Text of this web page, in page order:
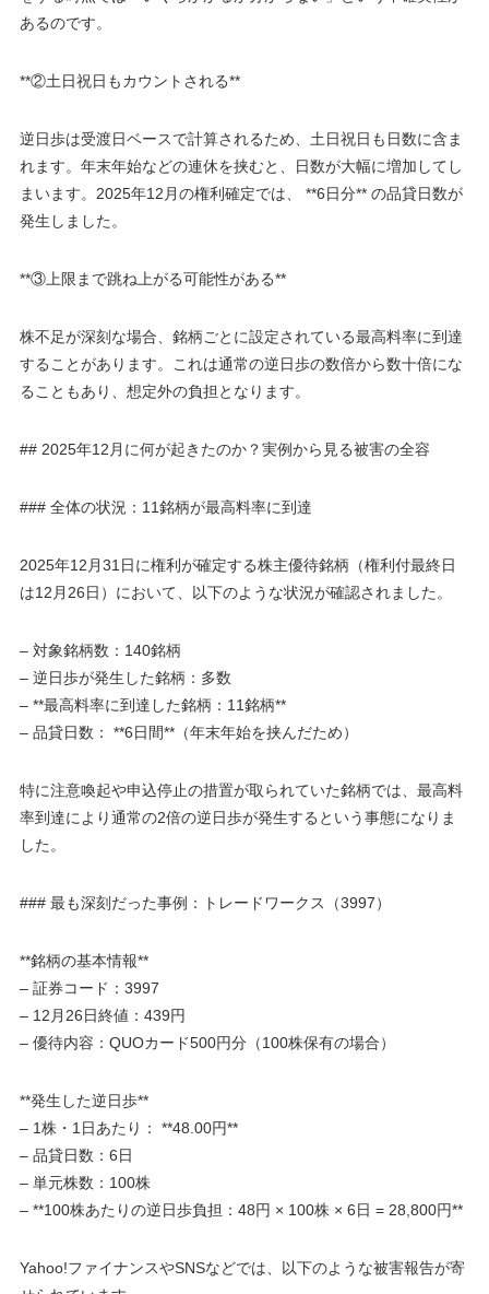
あるのです。
**②土日祝日もカウントされる**
逆日歩は受渡日ベースで計算されるため、土日祝日も日数に含ま
れます。年末年始などの連休を挟むと、日数が大幅に増加してし
まいます。2025年12月の権利確定では、 **6日分** の品貸日数が
発生しました。
**③上限まで跳ね上がる可能性がある**
株不足が深刻な場合、銘柄ごとに設定されている最高料率に到達
することがあります。これは通常の逆日歩の数倍から数十倍にな
ることもあり、想定外の負担となります。
## 2025年12月に何が起きたのか？実例から見る被害の全容
### 全体の状況：11銘柄が最高料率に到達
2025年12月31日に権利が確定する株主優待銘柄（権利付最終日
は12月26日）において、以下のような状況が確認されました。
– 対象銘柄数：140銘柄
– 逆日歩が発生した銘柄：多数
– **最高料率に到達した銘柄：11銘柄**
– 品貸日数： **6日間**（年末年始を挟んだため）
特に注意喚起や申込停止の措置が取られていた銘柄では、最高料
率到達により通常の2倍の逆日歩が発生するという事態になりま
した。
### 最も深刻だった事例：トレードワークス（3997）
**銘柄の基本情報**
– 証券コード：3997
– 12月26日終値：439円
– 優待内容：QUOカード500円分（100株保有の場合）
**発生した逆日歩**
– 1株・1日あたり： **48.00円**
– 品貸日数：6日
– 単元株数：100株
– **100株あたりの逆日歩負担：48円 × 100株 × 6日 = 28,800円**
Yahoo!ファイナンスやSNSなどでは、以下のような被害報告が寄